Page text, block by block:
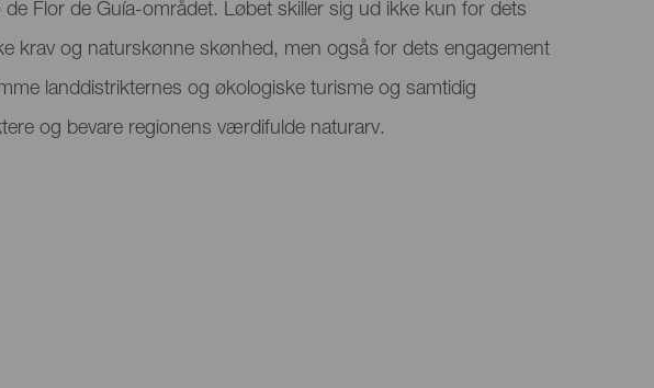
de Flor de Guía-området. Løbet skiller sig ud ikke kun for dets
krav og naturskønne skønhed, men også for dets engagement
landdistrikternes og økologiske turisme og samtidig
og bevare regionens værdifulde naturarv.